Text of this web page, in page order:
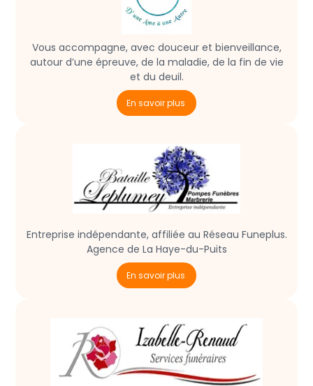
Vous accompagne, avec douceur et bienveillance,
autour d’une épreuve, de la maladie, de la fin de vie
et du deuil.
En savoir plus
Entreprise indépendante, affiliée au Réseau Funeplus.
Agence de La Haye-du-Puits
En savoir plus